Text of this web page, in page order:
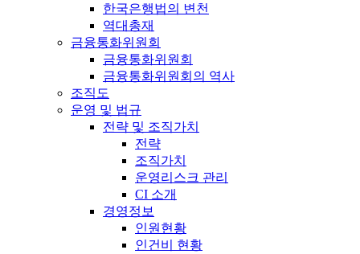
한국은행법의 변천
역대총재
금융통화위원회
금융통화위원회
금융통화위원회의 역사
조직도
운영 및 법규
전략 및 조직가치
전략
조직가치
운영리스크 관리
CI 소개
경영정보
인원현황
인건비 현황